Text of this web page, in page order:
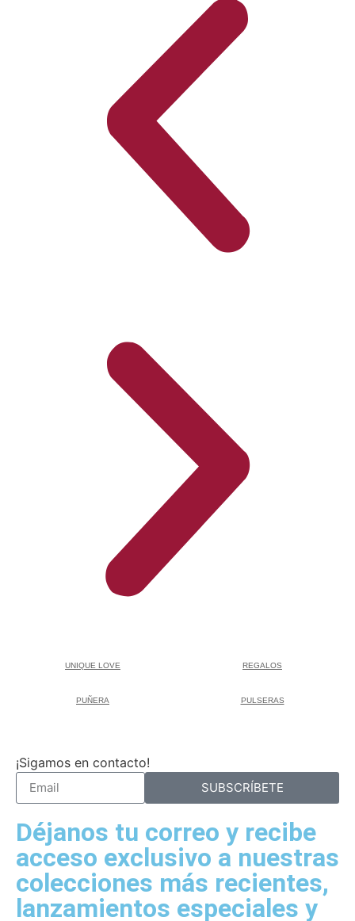
UNIQUE LOVE REGALOS
PUÑERA PULSERAS
¡Sigamos en contacto!
SUBSCRÍBETE
Déjanos tu correo y recibe
acceso exclusivo a nuestras
colecciones más recientes,
lanzamientos especiales y